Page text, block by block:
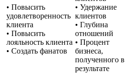
• Повысить
удовлетворенность
клиента
• Повысить
лояльность клиента
• Создать фанатов
• Удержание
клиентов
• Глубина
отношений
• Процент
бизнеса,
полученного в
результате